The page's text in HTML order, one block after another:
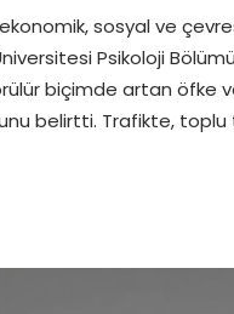
sosyal ve
Psikoloji
biçimde artan öfke
belirtti. Trafikte,